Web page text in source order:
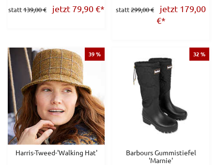
statt139,00 € jetzt 79,90€* statt299,00 €
jetzt 179,00
€*
39 %
Harris-Tweed-'Walking Hat'
32 %
Barbours Gummistiefel
'Marnie'